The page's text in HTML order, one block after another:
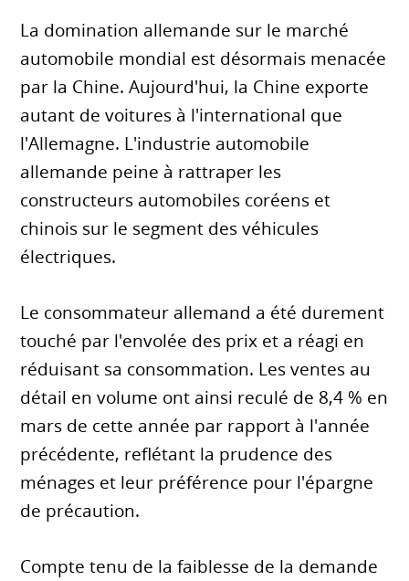
La domination allemande sur le marché
automobile mondial est désormais menacée
par la Chine. Aujourd'hui, la Chine exporte
autant de voitures à l'international que
l'Allemagne. L'industrie automobile
allemande peine à rattraper les
constructeurs automobiles coréens et
chinois sur le segment des véhicules
électriques.
Le consommateur allemand a été durement
touché par l'envolée des prix et a réagi en
réduisant sa consommation. Les ventes au
détail en volume ont ainsi reculé de 8,4 % en
mars de cette année par rapport à l'année
précédente, reflétant la prudence des
ménages et leur préférence pour l'épargne
de précaution.
Compte tenu de la faiblesse de la demande